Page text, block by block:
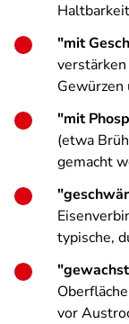
"mit
verstärken
"mit
(etwa
gemacht
typische,
vor